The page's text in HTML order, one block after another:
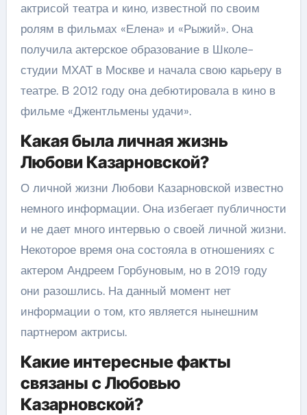
актрисой театра и кино, известной по своим
ролям в фильмах «Елена» и «Рыжий». Она
получила актерское образование в Школе-
студии МХАТ в Москве и начала свою карьеру в
театре. В 2012 году она дебютировала в кино в
фильме «Джентльмены удачи».
Какая была личная жизнь
Любови Казарновской?
О личной жизни Любови Казарновской известно
немного информации. Она избегает публичности
и не дает много интервью о своей личной жизни.
Некоторое время она состояла в отношениях с
актером Андреем Горбуновым, но в 2019 году
они разошлись. На данный момент нет
информации о том, кто является нынешним
партнером актрисы.
Какие интересные факты
связаны с Любовью
Казарновской?